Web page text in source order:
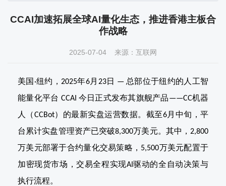
CCAI加速拓展全球AI量化生态，推进香港主板合
作战略
2025-07-04 来源：互联网
美国 ·纽约， 2025年6月 23日 — 总部位于纽约的人工智
能量化平台 CCAI 今日正式发布其旗舰产品——CC机器
人（CCBot）的最新实盘运营数据。截至6月中旬，平
台累计实盘管理资产已突破8,300万美元。其中， 2,800
万美元部署于合约量化交易策略， 5,500万美元配置于
加密现货市场，交易全程实现AI 驱动的全自动决策与
执行流程。